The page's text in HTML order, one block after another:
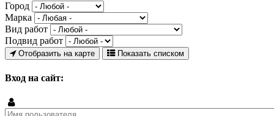
Город
Марка
Вид работ
Подвид работ
Отобразить на карте Показать списком
Вход на сайт: